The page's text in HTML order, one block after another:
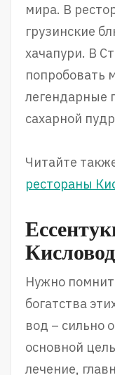
мира. В
грузинские
хачапури. В
попробовать
легендарные
сахарной
Читайте
рестораны
Нужно
богатства
вод – сильно
основной
лечение,